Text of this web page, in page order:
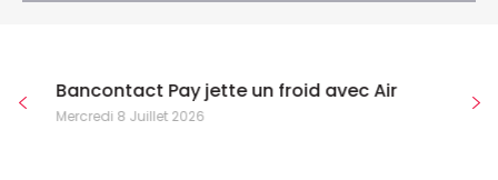
Bancontact Pay jette un froid avec Air
Mercredi 8 Juillet 2026